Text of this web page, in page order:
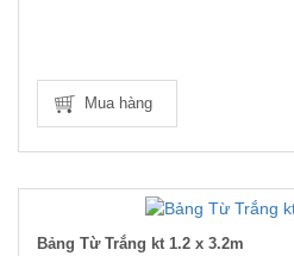
Mua hàng
Bảng Từ Trắng kt 1.2 x 3.2m